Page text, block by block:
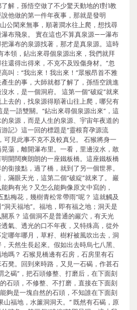
解，孫悟空做了不少驚天動地的1對1教
他做的第一件年夜事，那就是發明
公閑來無事，順著澗水往上爬，想找尋
布飛泉。 實在這也不算真泉源——瀑布
瀑布的泉源找著，那才是真泉源。這時
本領，鉆出來尋個泉源出來，我們就拜
還得出得來，不克不及毀傷身材。”忽
叫：“我出來！我出來！”眾猴昂首不雅
生的事，大師就都了解了，孫悟空跳進
水，是一個洞府。 這第一個“破綻”就來
去的，找泉源得順著山往上爬，哪兒有
一語雙關。“鉆出來尋個泉源出來”，這
泉源，而是人生的泉源、宇宙年夜道的
記》這一回的標題是“靈根育孕源流
可見此事不克不及較真兒。 石猴將身一
蕩，離開瀑布里。一看，里邊沒水，敢
開闊爽朗朗的一座鐵板橋。這座鐵板橋
銜接點，過了橋，就到了另一個世界。
滿眼天光，這第二個“破綻”就來了。 巖
夠有光？又怎么能夠像原文中寫的，
點梅花，幾樹青松常帶雨”呢？ 這就觸及
洞天福地”。福地，即有福之地；洞天是
系？ 這個洞不是普通的巖穴，有天光
氣、透光的口不年夜，又特殊高，從外
哪年哪月，草籽、樹籽被風吹出去，洞
天然生長起來。假如出去時烏七八黑、
嗎？ 石猴見橋邊有石房，石房里有石
凳。回到來時路，又見一石碣，作甚石
之碣”，把石頭修整、打磨后，在下面刻
石頭，不修整、不打磨，直接在下面刻
夠是一塊自然的石頭，不知誰在下面刻
山福地，水簾洞洞天。” 既然有石碣，原